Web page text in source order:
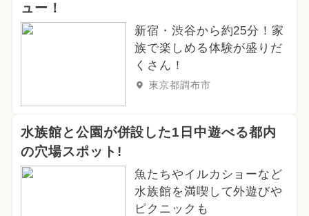
ュー！
新宿・渋谷から約25分！家
族で楽しめる体験が盛りだ
くさん！
東京都調布市
水族館と公園が併設した1日中遊べる都内
の穴場スポット!
魚たちやイルカショーなど
水族館を満喫して外遊びや
ピクニックも